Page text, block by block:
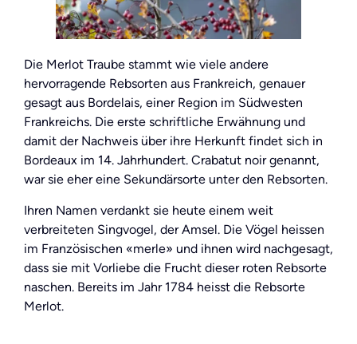
Die Merlot Traube stammt wie viele andere
hervorragende Rebsorten aus Frankreich, genauer
gesagt aus Bordelais, einer Region im Südwesten
Frankreichs. Die erste schriftliche Erwähnung und
damit der Nachweis über ihre Herkunft findet sich in
Bordeaux im 14. Jahrhundert. Crabatut noir genannt,
war sie eher eine Sekundärsorte unter den Rebsorten.
Ihren Namen verdankt sie heute einem weit
verbreiteten Singvogel, der Amsel. Die Vögel heissen
im Französischen «merle» und ihnen wird nachgesagt,
dass sie mit Vorliebe die Frucht dieser roten Rebsorte
naschen. Bereits im Jahr 1784 heisst die Rebsorte
Merlot.